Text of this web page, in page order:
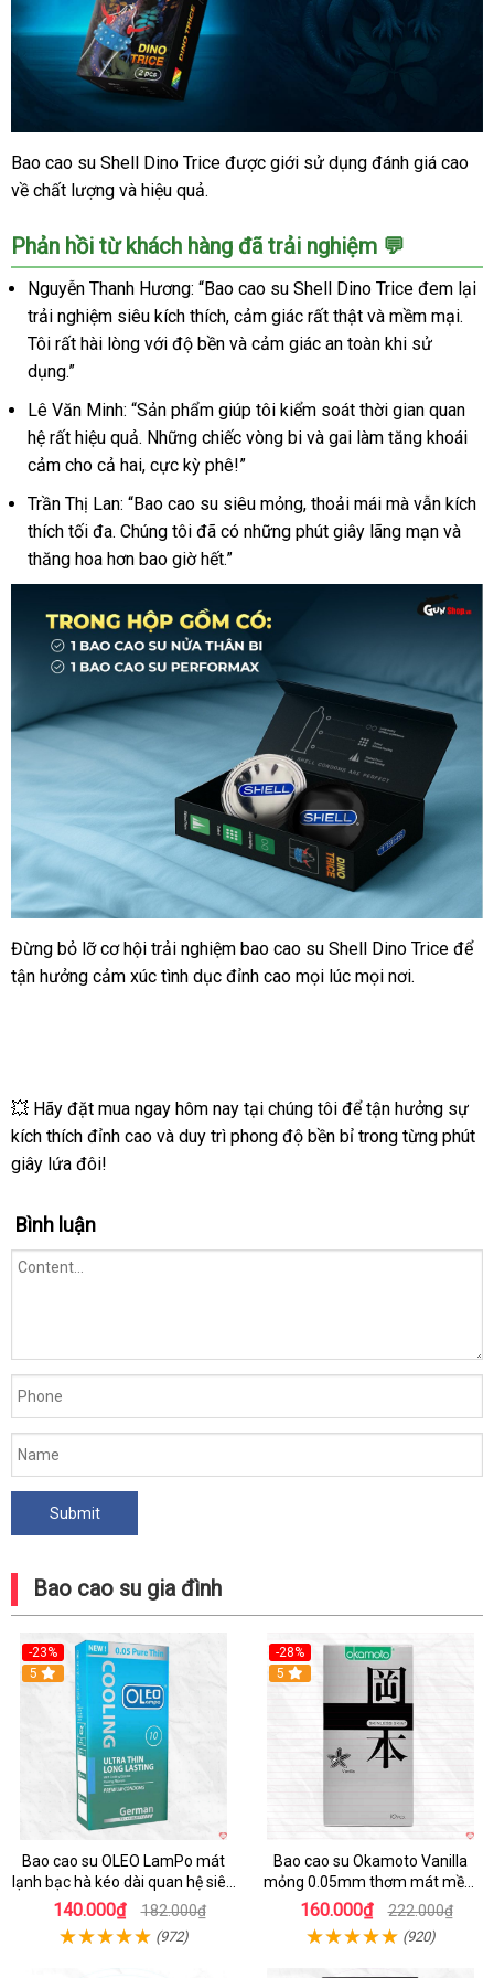
Bao
cao
Shell
Dino
Trice
2
vòng
bi
kép
tăng
khoái
cảm
mỏng
Bao cao su Shell Dino Trice được giới sử dụng đánh giá cao
về chất lượng và hiệu quả.
Phản hồi từ khách hàng đã trải nghiệm 💬
Nguyễn Thanh Hương: “Bao cao su Shell Dino Trice đem lại
trải nghiệm siêu kích thích, cảm giác rất thật và mềm mại.
Tôi rất hài lòng với độ bền và cảm giác an toàn khi sử
dụng.”
Lê Văn Minh: “Sản phẩm giúp tôi kiểm soát thời gian quan
hệ rất hiệu quả. Những chiếc vòng bi và gai làm tăng khoái
cảm cho cả hai, cực kỳ phê!”
Trần Thị Lan: “Bao cao su siêu mỏng, thoải mái mà vẫn kích
thích tối đa. Chúng tôi đã có những phút giây lãng mạn và
thăng hoa hơn bao giờ hết.”
Bao
cao
2
vòng
bi
kép
khoái
siêu
Đừng bỏ lỡ cơ hội trải nghiệm bao cao su Shell Dino Trice để
tận hưởng cảm xúc tình dục đỉnh cao mọi lúc mọi nơi.
💥 Hãy đặt mua ngay hôm nay tại chúng tôi để tận hưởng sự
kích thích đỉnh cao và duy trì phong độ bền bỉ trong từng phút
giây lứa đôi!
Bình luận
Bao cao su gia đình
-23%
5
Bao cao su OLEO LamPo mát
lạnh bạc hà kéo dài quan hệ siêu
mỏng
140.000₫ 182.000₫
(972)
-28%
Hot
5
Bao cao su Okamoto Vanilla
mỏng 0.05mm thơm mát mềm
mại
160.000₫ 222.000₫
(920)